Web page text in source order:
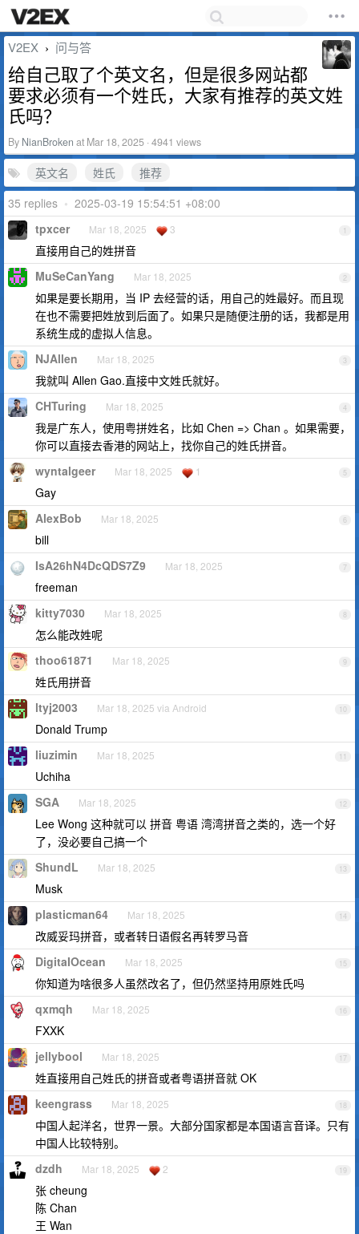
V2EX › 问与答
给自己取了个英文名，但是很多网站都
要求必须有一个姓氏，大家有推荐的英文姓
氏吗？
By NianBroken at Mar 18, 2025 · 4941 views
英文名 姓氏
推荐
35 replies • 2025-03-19 15:54:51 +08:00
1
tpxcer Mar 18, 2025 3
直接用自己的姓拼音
2
MuSeCanYang Mar 18, 2025
如果是要长期用，当 IP 去经营的话，用自己的姓最好。而且现
在也不需要把姓放到后面了。如果只是随便注册的话，我都是用
系统生成的虚拟人信息。
3
NJAllen Mar 18, 2025
我就叫 Allen Gao.直接中文姓氏就好。
4
CHTuring Mar 18, 2025
我是广东人，使用粤拼姓名，比如 Chen => Chan 。如果需要，
你可以直接去香港的网站上，找你自己的姓氏拼音。
5
wyntalgeer Mar 18, 2025 1
Gay
6
AlexBob Mar 18, 2025
bill
7
IsA26hN4DcQDS7Z9 Mar 18, 2025
freeman
8
kitty7030 Mar 18, 2025
怎么能改姓呢
9
thoo61871 Mar 18, 2025
姓氏用拼音
10
ltyj2003 Mar 18, 2025 via Android
Donald Trump
11
liuzimin Mar 18, 2025
Uchiha
12
SGA Mar 18, 2025
Lee Wong 这种就可以 拼音 粤语 湾湾拼音之类的，选一个好
了，没必要自己搞一个
13
ShundL Mar 18, 2025
Musk
14
plasticman64 Mar 18, 2025
改威妥玛拼音，或者转日语假名再转罗马音
15
DigitaIOcean Mar 18, 2025
你知道为啥很多人虽然改名了，但仍然坚持用原姓氏吗
16
qxmqh Mar 18, 2025
FXXK
17
jellybool Mar 18, 2025
姓直接用自己姓氏的拼音或者粤语拼音就 OK
18
keengrass Mar 18, 2025
中国人起洋名，世界一景。大部分国家都是本国语言音译。只有
中国人比较特别。
19
dzdh Mar 18, 2025 2
张 cheung
陈 Chan
王 Wan